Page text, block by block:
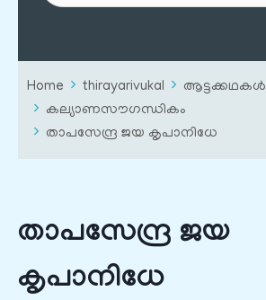
Home thirayarivukal
ആട്ടക്കഥകൾ
കല്യാണസൗഗന്ധികം
താപസേന്ദ്ര ജയ കൃപാനിധേ
താപസേന്ദ്ര ജയ
കൃപാനിധേ